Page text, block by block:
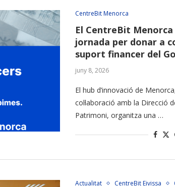
CentreBit Menorca
El CentreBit
jornada per donar a
suport financer del
juny 8, 2026
El hub d’innovació de
col·laboració amb la Direcció
Patrimoni, organitza una …
Actualitat CentreBit Eivissa